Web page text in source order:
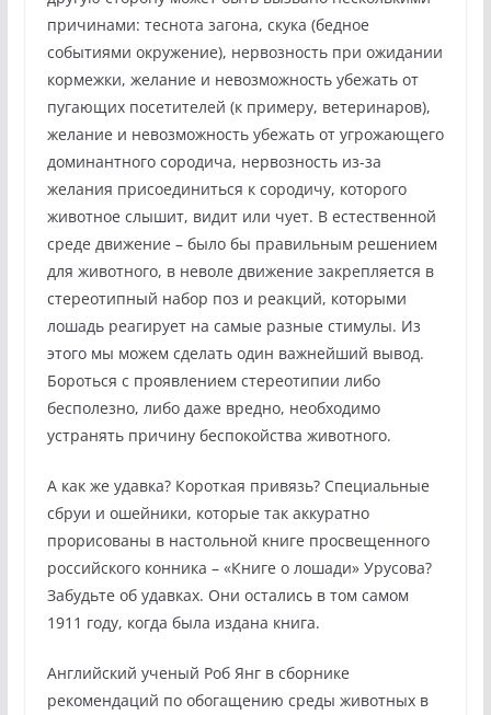
причинами: теснота загона, скука (бедное
событиями окружение), нервозность при ожидании
кормежки, желание и невозможность убежать от
пугающих посетителей (к примеру, ветеринаров),
желание и невозможность убежать от угрожающего
доминантного сородича, нервозность из-за
желания присоединиться к сородичу, которого
животное слышит, видит или чует. В естественной
среде движение – было бы правильным решением
для животного, в неволе движение закрепляется в
стереотипный набор поз и реакций, которыми
лошадь реагирует на самые разные стимулы. Из
этого мы можем сделать один важнейший вывод.
Бороться с проявлением стереотипии либо
бесполезно, либо даже вредно, необходимо
устранять причину беспокойства животного.
А как же удавка? Короткая привязь? Специальные
сбруи и ошейники, которые так аккуратно
прорисованы в настольной книге просвещенного
российского конника – «Книге о лошади» Урусова?
Забудьте об удавках. Они остались в том самом
1911 году, когда была издана книга.
Английский ученый Роб Янг в сборнике
рекомендаций по обогащению среды животных в